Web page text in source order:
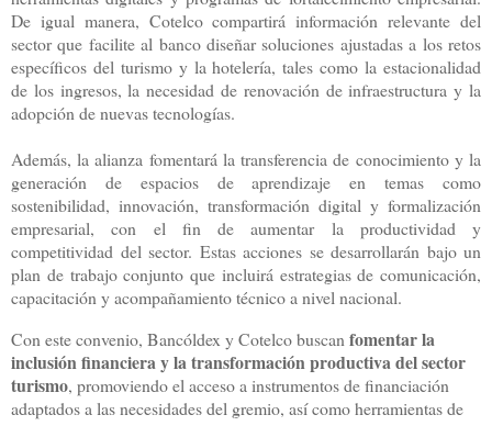
De igual manera, Cotelco compartirá información relevante del
sector que facilite al banco diseñar soluciones ajustadas a los retos
específicos del turismo y la hotelería, tales como la estacionalidad
de los ingresos, la necesidad de renovación de infraestructura y la
adopción de nuevas tecnologías.
Además, la alianza fomentará la transferencia de conocimiento y la
generación de espacios de aprendizaje en temas como
sostenibilidad, innovación, transformación digital y formalización
empresarial, con el fin de aumentar la productividad y
competitividad del sector. Estas acciones se desarrollarán bajo un
plan de trabajo conjunto que incluirá estrategias de comunicación,
capacitación y acompañamiento técnico a nivel nacional.
Con este convenio, Bancóldex y Cotelco buscanfomentar la
inclusión financiera y la transformación productiva del sector
turismo, promoviendo el acceso a instrumentos de financiación
adaptados a las necesidades del gremio, así como herramientas de